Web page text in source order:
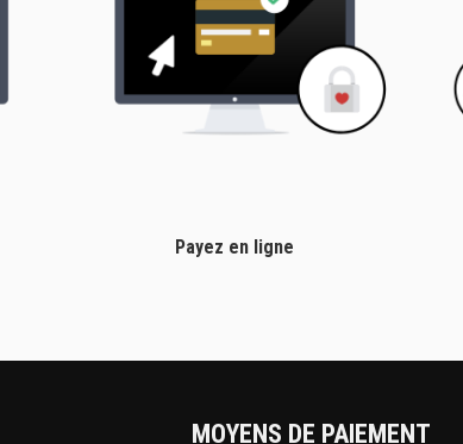
Payez en ligne
MOYENS DE PAIEMENT